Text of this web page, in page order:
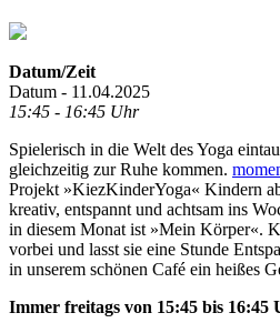
Datum/Zeit
Datum - 11.04.2025
15:45 - 16:45 Uhr
Spielerisch in die Welt des Yoga
gleichzeitig zur Ruhe kommen.
Projekt »KiezKinderYoga« Kindern
kreativ, entspannt und achtsam ins
in diesem Monat ist »Mein Körper«.
vorbei und lasst sie eine Stunde
in unserem schönen Café ein heißes
Immer freitags von 15:45 bis 16:45